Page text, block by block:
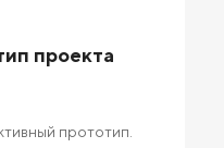
проекта
прототип.